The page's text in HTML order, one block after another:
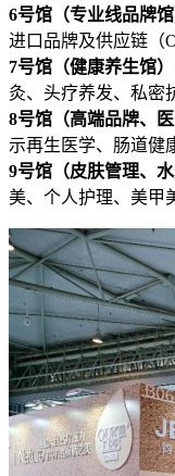
6号馆（专业线品牌馆
进口品牌及供应链（
7号馆（健康养生馆）
灸、头疗养发、私密
8号馆（高端品牌、
医
示再生医学、肠道健
9号馆（皮肤管理、水
美、个人护理、美甲